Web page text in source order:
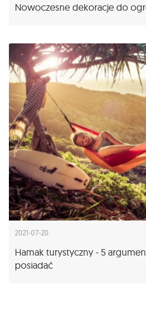
Nowoczesne dekoracje do
2021-07-20
Hamak turystyczny - 5
posiadać